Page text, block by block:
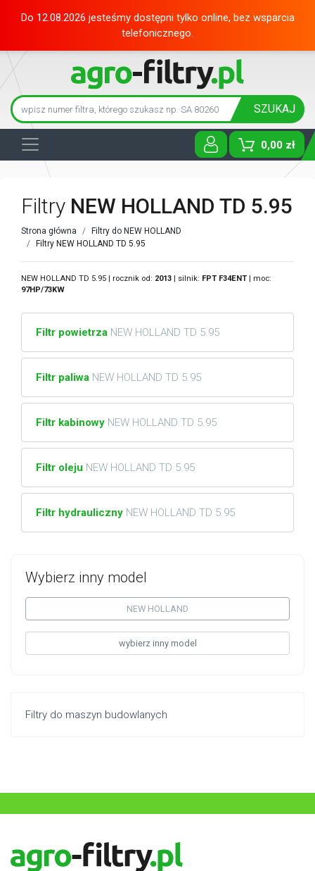
Do 12.08.2026 jesteśmy dostępni tylko online, bez wsparcia
telefonicznego.
SZUKAJ
0,00 zł
Toggle
Wybierz inny model
NEW HOLLAND
wybierz inny model
Filtry do maszyn budowlanych
Filtry NEW HOLLAND TD 5.95
Strona główna
Filtry do NEW HOLLAND
Filtry NEW HOLLAND TD 5.95
NEW HOLLAND TD 5.95 | rocznik od: 2013 | silnik: FPT F34ENT | moc:
97HP/73KW
Filtr powietrza NEW HOLLAND TD 5.95
Filtr paliwa NEW HOLLAND TD 5.95
Filtr kabinowy NEW HOLLAND TD 5.95
Filtr oleju NEW HOLLAND TD 5.95
Filtr hydrauliczny NEW HOLLAND TD 5.95